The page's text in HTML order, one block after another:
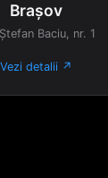
Brașov
Baciu, nr. 1
Vezi detalii ↗